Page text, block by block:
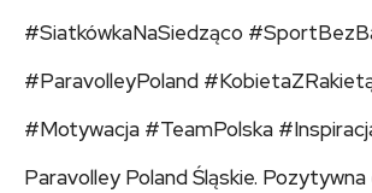
#SiatkówkaNaSiedząco
#ParavolleyPoland
#Motywacja #TeamPolska
Paravolley Poland Śląskie. Pozytywna